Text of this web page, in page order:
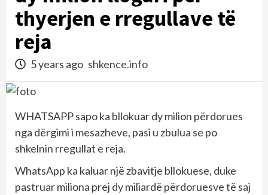
thyerjen e rregullave të
reja
5 years ago shkence.info
WHATSAPP sapo ka bllokuar dy milion përdorues
nga dërgimi i mesazheve, pasi u zbulua se po
shkelnin rregullat e reja.
WhatsApp ka kaluar një zbavitje bllokuese, duke
pastruar miliona prej dy miliardë përdoruesve të saj